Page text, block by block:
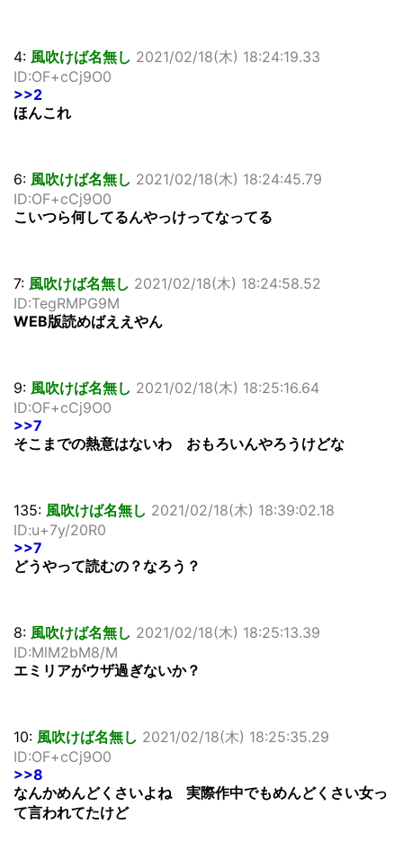
4: 風吹けば名無し 2021/02/18(木) 18:24:19.33
ID:OF+cCj9O0
>>2
ほんこれ
6: 風吹けば名無し 2021/02/18(木) 18:24:45.79
ID:OF+cCj9O0
こいつら何してるんやっけってなってる
7: 風吹けば名無し 2021/02/18(木) 18:24:58.52
ID:TegRMPG9M
WEB版読めばええやん
9: 風吹けば名無し 2021/02/18(木) 18:25:16.64
ID:OF+cCj9O0
>>7
そこまでの熱意はないわ おもろいんやろうけどな
135: 風吹けば名無し 2021/02/18(木) 18:39:02.18
ID:u+7y/20R0
>>7
どうやって読むの？なろう？
8: 風吹けば名無し 2021/02/18(木) 18:25:13.39
ID:MlM2bM8/M
エミリアがウザ過ぎないか？
10: 風吹けば名無し 2021/02/18(木) 18:25:35.29
ID:OF+cCj9O0
>>8
なんかめんどくさいよね 実際作中でもめんどくさい女っ
て言われてたけど